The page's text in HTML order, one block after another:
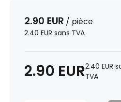
2.90 EUR / pièce
2.40 EUR sans TVA
2.90 EUR2.40 EUR
TVA